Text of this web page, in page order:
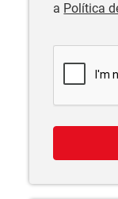
a Política